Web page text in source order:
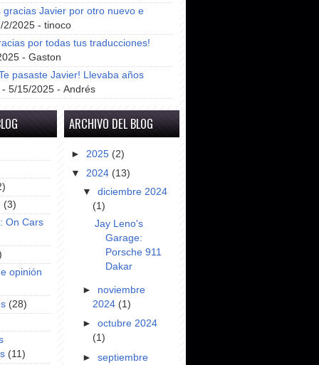
gracias Javier por otro nuevo e
2025 - tinoco
por todas tus traducciones!
- Gaston
pasaste Javier! Llevaba años
- 5/15/2025 - Andrés
(3)
On Cars
opinión
(28)
(11)
ARCHIVO DEL BLOG
► 2025 (2)
▼ 2024 (13)
▼diciembre 2024
(1)
Jay Leno's
Garage:
Porsche 911
Dakar
► noviembre
2024 (1)
►octubre 2024
(1)
►septiembre